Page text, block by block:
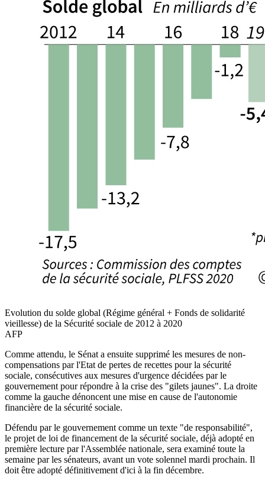
Evolution du solde global (Régime général + Fonds de solidarité
vieillesse) de la Sécurité sociale de 2012 à 2020
AFP
Comme attendu, le Sénat a ensuite supprimé les mesures de non-
compensations par l'Etat de pertes de recettes pour la sécurité
sociale, consécutives aux mesures d'urgence décidées par le
gouvernement pour répondre à la crise des "gilets jaunes". La droite
comme la gauche dénoncent une mise en cause de l'autonomie
financière de la sécurité sociale.
Défendu par le gouvernement comme un texte "de responsabilité",
le projet de loi de financement de la sécurité sociale, déjà adopté en
première lecture par l'Assemblée nationale, sera examiné toute la
semaine par les sénateurs, avant un vote solennel mardi prochain. Il
doit être adopté définitivement d'ici à la fin décembre.